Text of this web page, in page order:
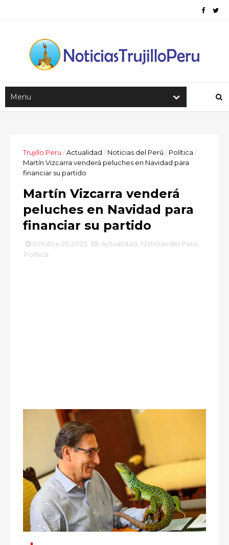
Trujillo Peru /Actualidad / Noticias del Perú / Política /
Martín Vizcarra venderá peluches en Navidad para
financiar su partido
Martín Vizcarra venderá
peluches en Navidad para
financiar su partido
octubre 25, 2023 Actualidad Noticias del Perú
Política